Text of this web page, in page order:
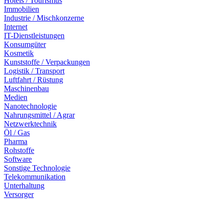
Immobilien
Industrie / Mischkonzerne
Internet
IT-Dienstleistungen
Konsumgüter
Kosmetik
Kunststoffe / Verpackungen
Logistik / Transport
Luftfahrt / Rüstung
Maschinenbau
Medien
Nanotechnologie
Nahrungsmittel / Agrar
Netzwerktechnik
Öl / Gas
Pharma
Rohstoffe
Software
Sonstige Technologie
Telekommunikation
Unterhaltung
Versorger